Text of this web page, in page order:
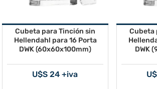
Cubeta para Tinción sin
Hellendahl para 16 Porta
DWK (60x60x100mm)
U$S 24 +iva
Cubeta
DWK